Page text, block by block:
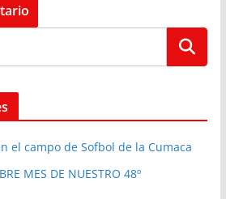
el campo de Sofbol de la Cumaca
MES DE NUESTRO 48º